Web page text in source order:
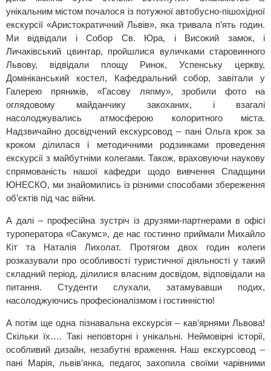
унікальним містом почалося із потужної автобусно-пішохідної
екскурсії «Аристократичний Львів», яка тривала п’ять годин.
Ми відвідали і Собор Св. Юра, і Високий замок, і
Личаківський цвинтар, пройшлися вуличками старовинного
Львову, відвідали площу Ринок, Успенську церкву,
Домініканський костел, Кафедральний собор, завітали у
Галерею пряників, «Гасову ляпму», зробили фото на
оглядовому майданчику закоханих, і взагалі
насолоджувались атмосферою колоритного міста.
Надзвичайно досвідчений екскурсовод – пані Ольга крок за
кроком ділилася і методичними родзинками проведення
екскурсії з майбутніми колегами. Також, враховуючи наукову
спрямованість нашої кафедри щодо вивчення Спадщини
ЮНЕСКО, ми знайомились із різними способами збереження
об’єктів під час війни.
А далі – професійна зустріч із друзями-партнерами в офісі
туроператора «Сакумс», де нас гостинно приймали Михайло
Кіт та Наталія Лихолат. Протягом двох годин колеги
розказували про особливості туристичної діяльності у такий
складний період, ділилися власним досвідом, відповідали на
питання. Студенти слухали, затамувавши подих,
насолоджуючись професіоналізмом і гостинністю!
А потім ще одна пізнавальна екскурсія – кав’ярнями Львова!
Скільки їх…. Такі неповторні і унікальні. Неймовірні історії,
особливий дизайн, незабутні враження. Наш екскурсовод –
пані Марія, львів’янка, педагог, захопила своїми чарівними